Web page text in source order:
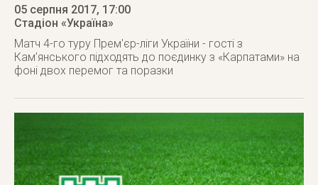
05 серпня 2017, 17:00
Стадіон «Україна»
Матч 4-го туру Прем'єр-ліги України - гості з
Кам’янського підходять до поєдинку з «Карпатами» на
фоні двох перемог та поразки